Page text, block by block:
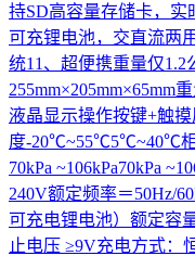
持SD高容量存储卡，实
可充锂电池，交直流两
统11、超便携重量仅
255mm×205mm×65mm
液晶显示操作按键+触
度-20℃~55℃5℃~40℃相
70kPa ~106kPa70kPa
240V额定频率＝50Hz/
可充电锂电池）额定容
止电压 ≥9V充电方式：